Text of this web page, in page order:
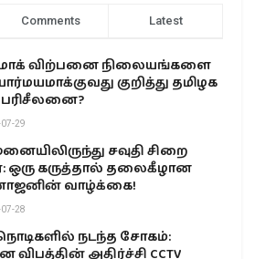
Comments Latest
விற்பனை நிலையங்களை
குறித்து தமிழக
பரிசீலனை?
29
சவுதி சிறை
ஒரு கருத்தால் தலைகீழான
வாழ்க்கை!
28
நடந்த சோகம்:
விபத்தின் அதிர்ச்சி CCTV